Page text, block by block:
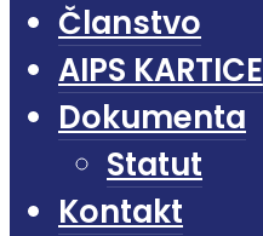
Članstvo
AIPS KARTICE
Dokumenta
Statut
Kontakt